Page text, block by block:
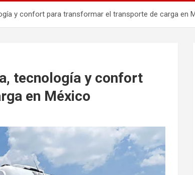
y confort para transformar el transporte de carga en
tecnología y confort
en México